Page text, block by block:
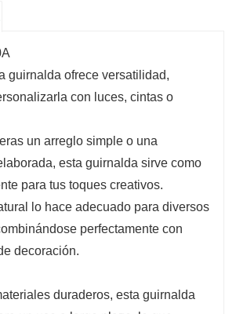
guirnalda ofrece versatilidad,
con luces, cintas o
un arreglo simple o una
esta guirnalda sirve como
para tus toques creativos.
lo hace adecuado para diversos
perfectamente con
decoración.
duraderos, esta guirnalda